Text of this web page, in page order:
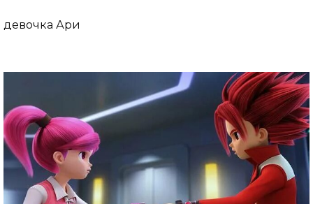
девочка Ари